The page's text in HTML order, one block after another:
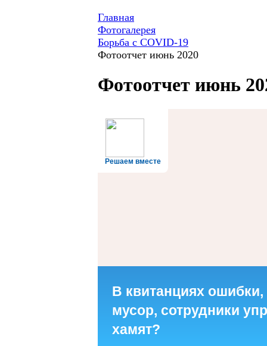
Главная
Фотогалерея
Борьба с COVID-19
Фотоотчет июнь 2020
Фотоотчет июнь
Решаем вместе
В квитанциях
мусор, сотрудники
хамят?